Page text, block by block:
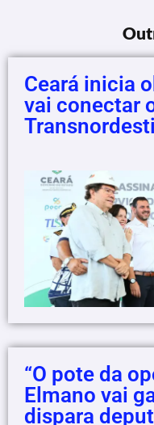
Ceará inicia
vai conectar
“O pote da
Elmano vai
dispara